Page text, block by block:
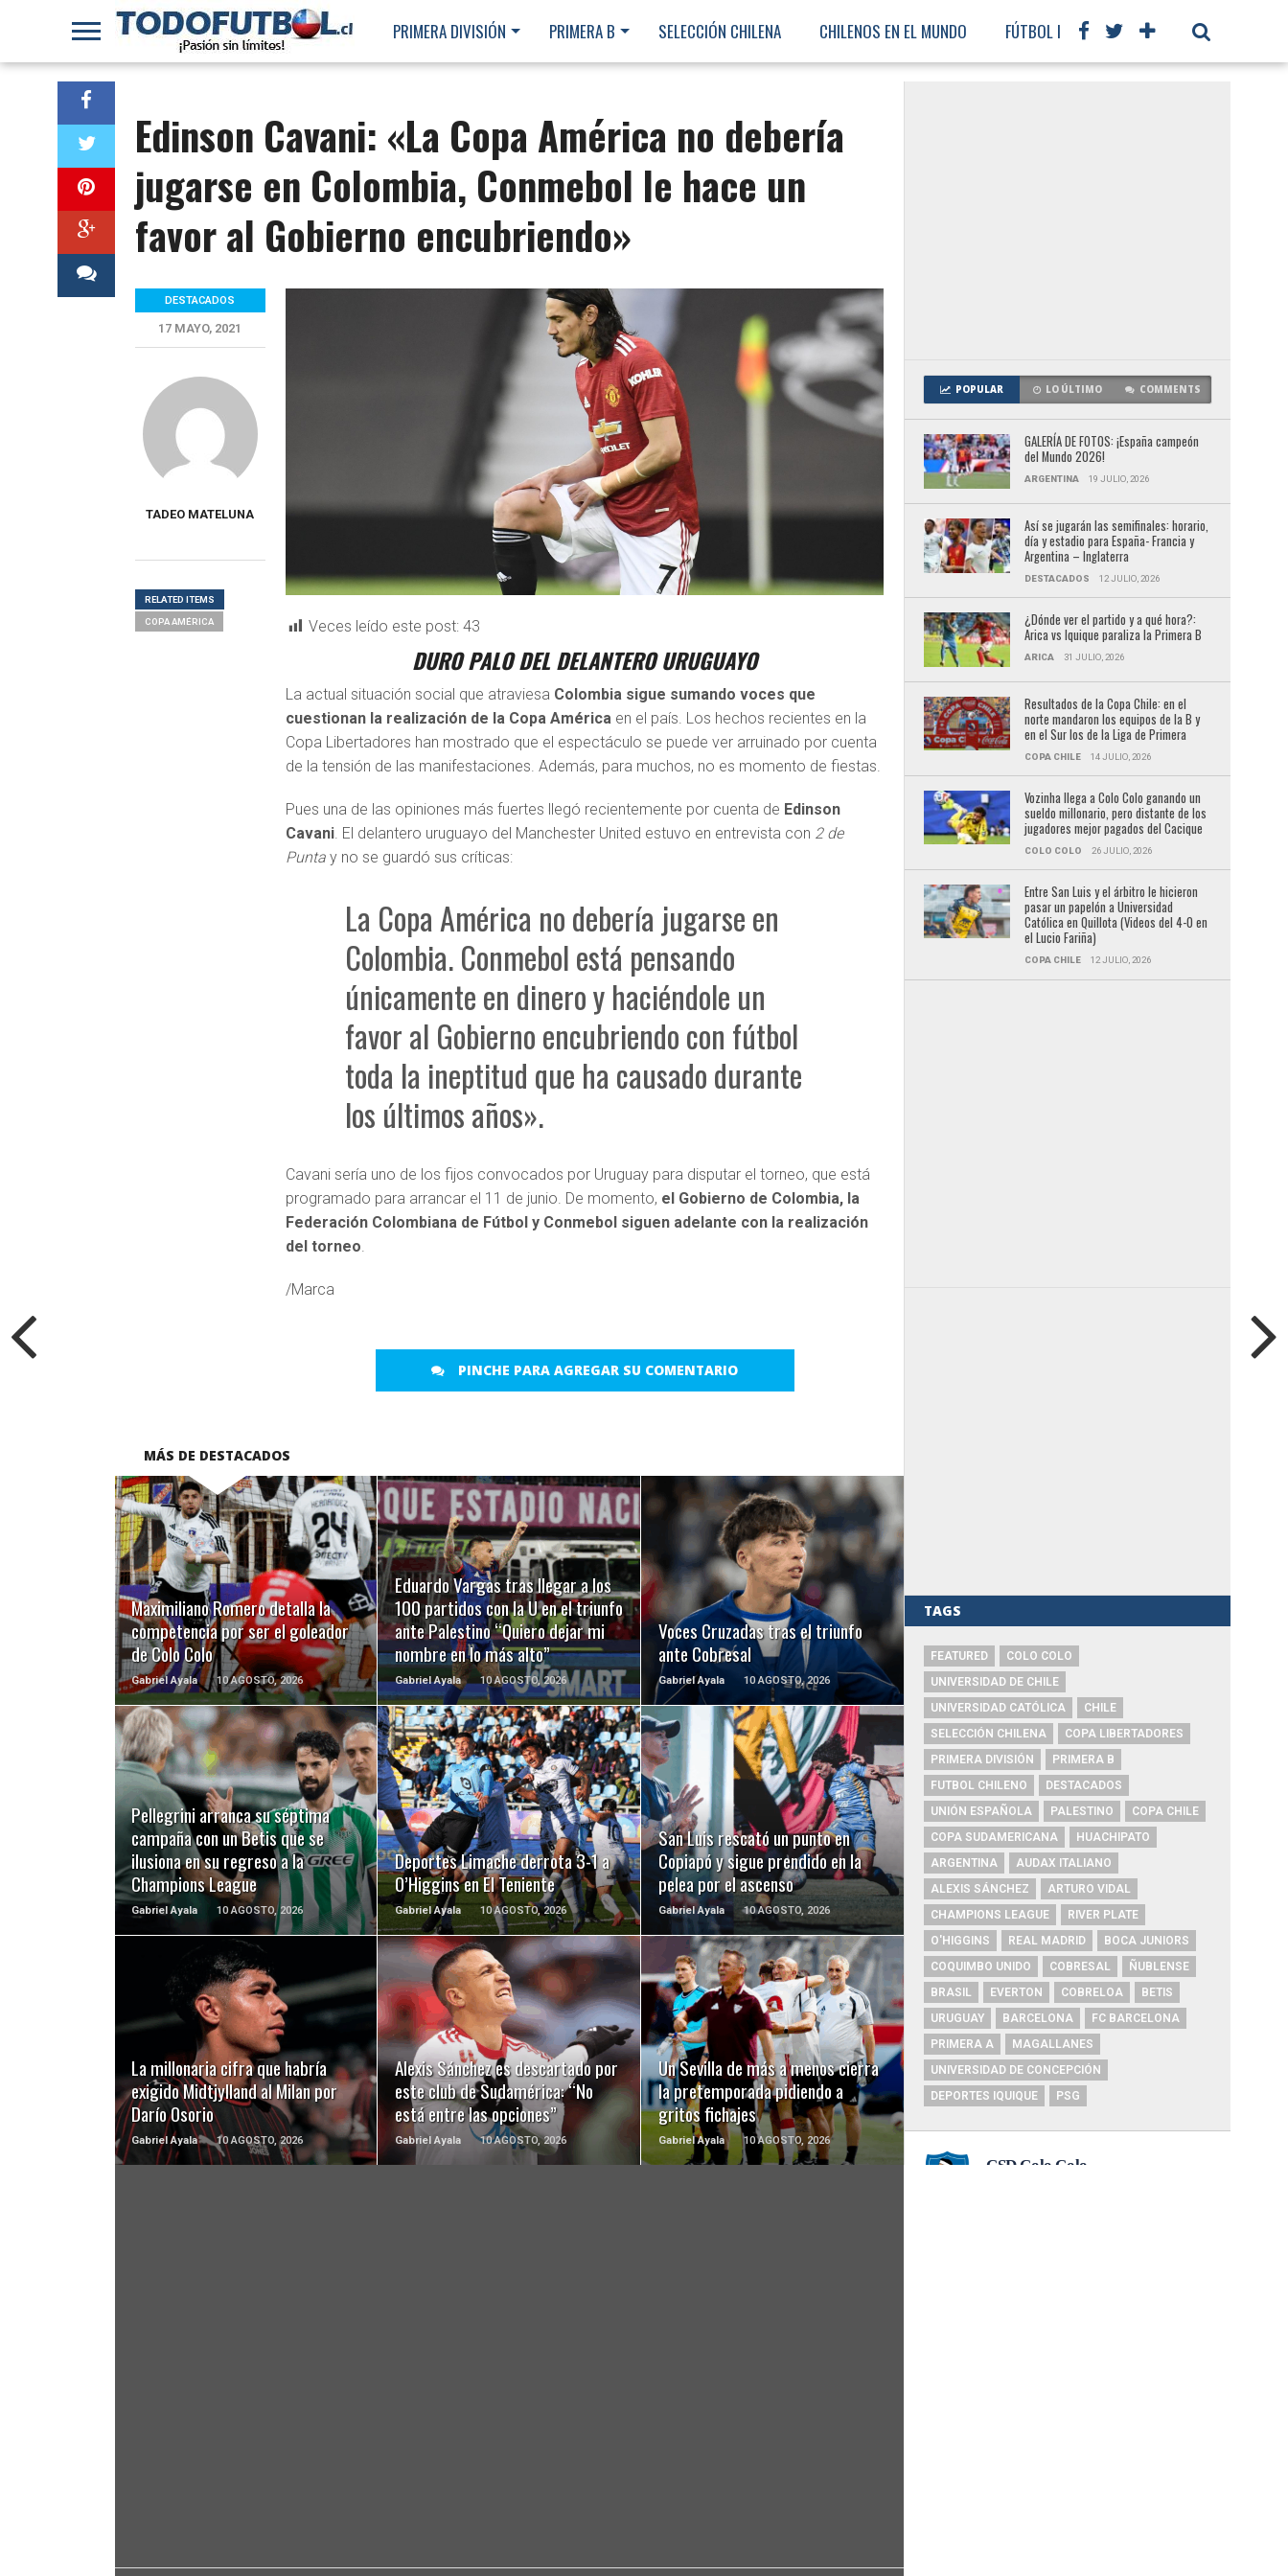
PRIMERA DIVISIÓN PRIMERA B SELECCIÓN CHILENA CHILENOS EN EL MUNDO FÚTBOL INTERNACIONAL
Edinson Cavani: «La Copa América no debería
jugarse en Colombia, Conmebol le hace un
favor al Gobierno encubriendo»
Veces leído este post: 43
DURO PALO DEL DELANTERO URUGUAYO
La actual situación social que atraviesa Colombia sigue sumando voces que
cuestionan la realización de la Copa América en el país. Los hechos recientes en la
Copa Libertadores han mostrado que el espectáculo se puede ver arruinado por cuenta
de la tensión de las manifestaciones. Además, para muchos, no es momento de fiestas.
Pues una de las opiniones más fuertes llegó recientemente por cuenta de Edinson
Cavani. El delantero uruguayo del Manchester United estuvo en entrevista con 2 de
Punta y no se guardó sus críticas:
La Copa América no debería jugarse en
Colombia. Conmebol está pensando
únicamente en dinero y haciéndole un
favor al Gobierno encubriendo con fútbol
toda la ineptitud que ha causado durante
los últimos años».
Cavani sería uno de los fijos convocados por Uruguay para disputar el torneo, que está
programado para arrancar el 11 de junio. De momento, el Gobierno de Colombia, la
Federación Colombiana de Fútbol y Conmebol siguen adelante con la realización
del torneo.
/Marca
PINCHE PARA AGREGAR SU COMENTARIO
DESTACADOS
17 MAYO, 2021
TADEO MATELUNA
RELATED ITEMS
COPA AMÉRICA
MÁS DE DESTACADOS
Maximiliano Romero detalla la
competencia por ser el goleador
de Colo Colo
Gabriel Ayala 10 AGOSTO, 2026
LEER MÁS
Eduardo Vargas tras llegar a los
100 partidos con la U en el triunfo
ante Palestino “Quiero dejar mi
nombre en lo más alto”
Gabriel Ayala 10 AGOSTO, 2026
LEER MÁS
Voces Cruzadas tras el triunfo
ante Cobresal
Gabriel Ayala 10 AGOSTO, 2026
LEER MÁS
Pellegrini arranca su séptima
campaña con un Betis que se
ilusiona en su regreso a la
Champions League
Gabriel Ayala 10 AGOSTO, 2026
LEER MÁS
Deportes Limache derrota 3-1 a
O’Higgins en El Teniente
Gabriel Ayala 10 AGOSTO, 2026
LEER MÁS
San Luis rescató un punto en
Copiapó y sigue prendido en la
pelea por el ascenso
Gabriel Ayala 10 AGOSTO, 2026
LEER MÁS
La millonaria cifra que habría
exigido Midtjylland al Milan por
Darío Osorio
Gabriel Ayala 10 AGOSTO, 2026
LEER MÁS
Alexis Sánchez es descartado por
este club de Sudamérica: “No
está entre las opciones”
Gabriel Ayala 10 AGOSTO, 2026
LEER MÁS
Un Sevilla de más a menos cierra
la pretemporada pidiendo a
gritos fichajes
Gabriel Ayala 10 AGOSTO, 2026
LEER MÁS
POPULAR LO ÚLTIMO COMMENTS
GALERÍA DE FOTOS: ¡España campeón
del Mundo 2026!
ARGENTINA 19 JULIO, 2026
Así se jugarán las semifinales: horario,
día y estadio para España- Francia y
Argentina – Inglaterra
DESTACADOS 12 JULIO, 2026
¿Dónde ver el partido y a qué hora?:
Arica vs Iquique paraliza la Primera B
ARICA 31 JULIO, 2026
Resultados de la Copa Chile: en el
norte mandaron los equipos de la B y
en el Sur los de la Liga de Primera
COPA CHILE 14 JULIO, 2026
Vozinha llega a Colo Colo ganando un
sueldo millonario, pero distante de los
jugadores mejor pagados del Cacique
COLO COLO 26 JULIO, 2026
Entre San Luis y el árbitro le hicieron
pasar un papelón a Universidad
Católica en Quillota (Videos del 4-0 en
el Lucio Fariña)
COPA CHILE 12 JULIO, 2026
TAGS
FEATURED
COLO COLO
UNIVERSIDAD DE CHILE
UNIVERSIDAD CATÓLICA
CHILE
SELECCIÓN CHILENA
COPA LIBERTADORES
PRIMERA DIVISIÓN
PRIMERA B
FUTBOL CHILENO
DESTACADOS
UNIÓN ESPAÑOLA
PALESTINO
COPA CHILE
COPA SUDAMERICANA
HUACHIPATO
ARGENTINA
AUDAX ITALIANO
ALEXIS SÁNCHEZ
ARTURO VIDAL
CHAMPIONS LEAGUE
RIVER PLATE
O'HIGGINS
REAL MADRID
BOCA JUNIORS
COQUIMBO UNIDO
COBRESAL
ÑUBLENSE
BRASIL
EVERTON COBRELOA
BETIS
URUGUAY
BARCELONA
FC BARCELONA
PRIMERA A
MAGALLANES
UNIVERSIDAD DE CONCEPCIÓN
DEPORTES IQUIQUE
PSG